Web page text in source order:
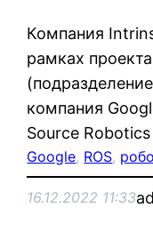
Компания
рамках
компания
Source
Google, ROS,
16.12.2022 11:33